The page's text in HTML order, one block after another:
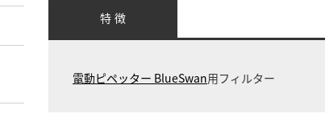
特 徴
電動ピペッター BlueSwan用フィルター